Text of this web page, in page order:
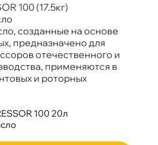
100 (17.5кг)
созданные на основе
предназначено для
отечественного и
применяются
и роторных
100 20л